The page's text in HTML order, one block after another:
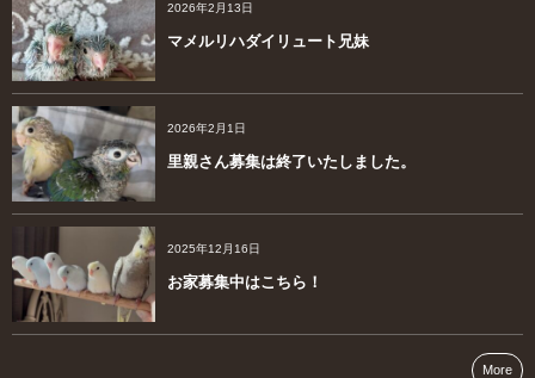
2026年2月13日
マメルリハダイリュート兄妹
2026年2月1日
里親さん募集は終了いたしました。
2025年12月16日
お家募集中はこちら！
More